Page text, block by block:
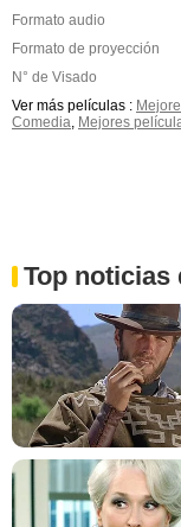
Formato audio
Formato de proyección
N° de Visado
Ver más películas :
Comedia, Mejores
Top noticias